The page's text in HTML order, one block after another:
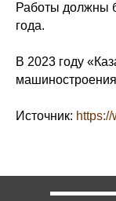
Работы должны
года.
В 2023 году
Источник: